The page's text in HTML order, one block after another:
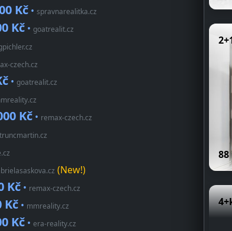
Kč • spravnarealitka.cz
Kč • goatrealit.cz
czech.cz
• goatrealit.cz
Kč • remax-czech.cz
(New!)
Kč • remax-czech.cz
Kč • mmreality.cz
Kč • era-reality.cz